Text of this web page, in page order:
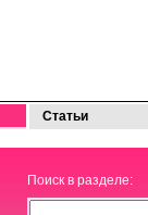
Статьи
Поиск в разделе: